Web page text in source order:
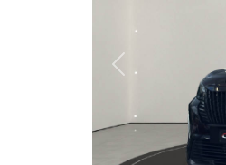
Vorheriges Bild